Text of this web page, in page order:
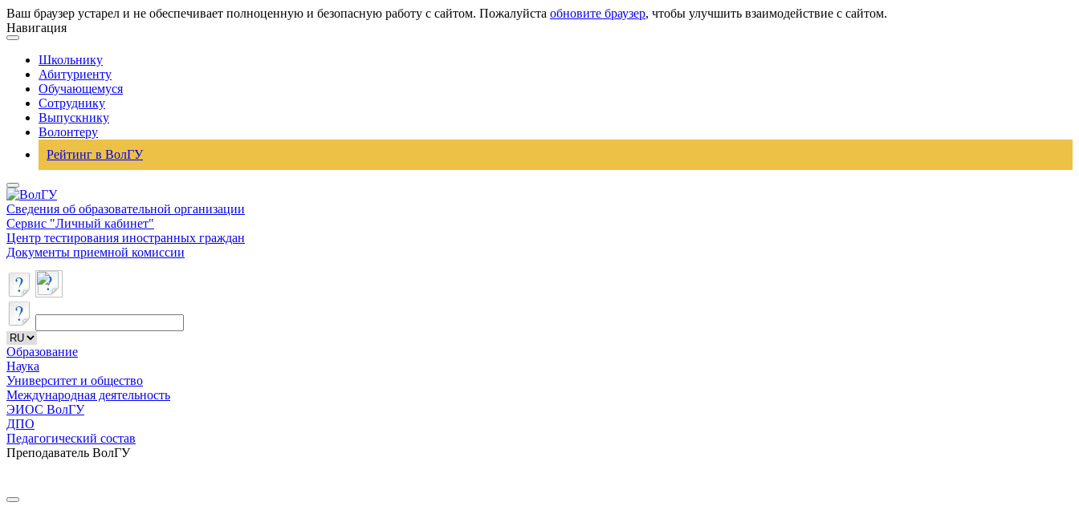
Ваш браузер устарел и не обеспечивает полноценную и безопасную работу с сайтом. Пожалуйста обновите браузер, чтобы улучшить взаимодействие с сайтом.
Навигация
Школьнику
Абитуриенту
Обучающемуся
Сотруднику
Выпускнику
Волонтеру
Рейтинг в ВолГУ
Сведения об образовательной организации
Сервис "Личный кабинет"
Центр тестирования иностранных граждан
Документы приемной комиссии
Образование
Наука
Университет и общество
Международная деятельность
ЭИОС ВолГУ
ДПО
Педагогический состав
Преподаватель ВолГУ